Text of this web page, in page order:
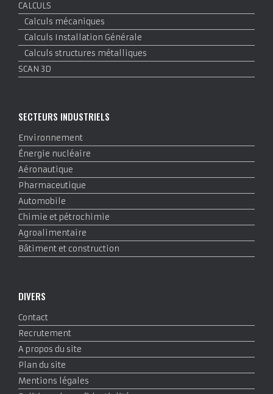
CALCULS
Calculs mécaniques
Calculs Installation Générale
Calculs structures métalliques
SCAN 3D
SECTEURS INDUSTRIELS
Environnement
Énergie nucléaire
Aéronautique
Pharmaceutique
Automobile
Chimie et pétrochimie
Agroalimentaire
Bâtiment et construction
DIVERS
Contact
Recrutement
A propos du site
Plan du site
Mentions légales